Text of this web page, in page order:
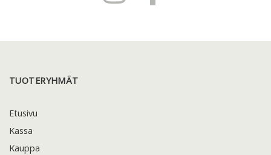
TUOTERYHMÄT
Etusivu
Kassa
Kauppa